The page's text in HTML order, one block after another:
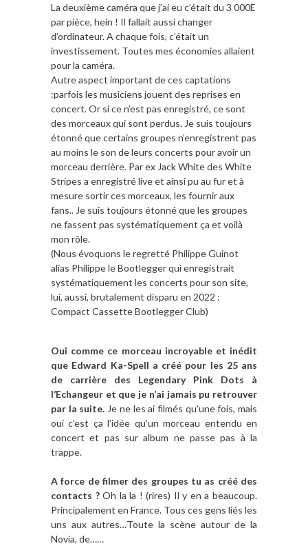
La deuxième caméra que j’ai eu c’était du 3 000E
par pièce, hein ! Il fallait aussi changer
d’ordinateur. A chaque fois, c’était un
investissement. Toutes mes économies allaient
pour la caméra.
Autre aspect important de ces captations
:parfois les musiciens jouent des reprises en
concert. Or si ce n’est pas enregistré, ce sont
des morceaux qui sont perdus. Je suis toujours
étonné que certains groupes n’enregistrent pas
au moins le son de leurs concerts pour avoir un
morceau derrière. Par ex Jack White des White
Stripes a enregistré live et ainsi pu au fur et à
mesure sortir ces morceaux, les fournir aux
fans.. Je suis toujours étonné que les groupes
ne fassent pas systématiquement ça et voilà
mon rôle.
(Nous évoquons le regretté Philippe Guinot
alias Philippe le Bootlegger qui enregistrait
systématiquement les concerts pour son site,
lui, aussi, brutalement disparu en 2022 :
Compact Cassette Bootlegger Club)
Oui comme ce morceau incroyable et inédit
que Edward Ka-Spell a créé pour les 25 ans
de carrière des Legendary Pink Dots à
l’Echangeur et que je n’ai jamais pu retrouver
par la suite. Je ne les ai filmés qu’une fois, mais
oui c’est ça l’idée qu’un morceau entendu en
concert et pas sur album ne passe pas à la
trappe.
A force de filmer des groupes tu as créé des
contacts ?Oh la la ! (rires) Il y en a beaucoup.
Principalement en France. Tous ces gens liés les
uns aux autres…Toute la scène autour de la
Novia, de……